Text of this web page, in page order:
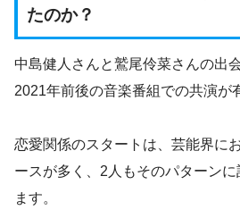
たのか？
中島健人さんと鷲尾伶菜さんの出
2021年前後の音楽番組での共演が
恋愛関係のスタートは、芸能界に
ースが多く、2人もそのパターン
ます。